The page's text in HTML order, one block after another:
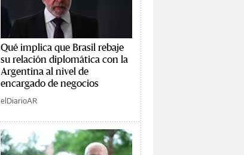
Qué implica que Brasil rebaje
su relación diplomática con la
Argentina al nivel de
encargado de negocios
elDiarioAR